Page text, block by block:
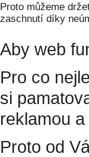
Proto můžeme
zaschnutí díky
Aby web
Pro co
si
reklamou
Proto od